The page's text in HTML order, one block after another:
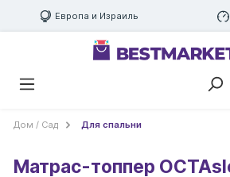
Европа и Израиль
Дом / Сад Для спальни
Матрас-топпер